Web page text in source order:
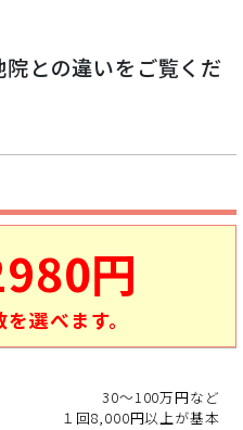
との違いをご覧くだ
円
選べます。
30～100万円など
１回8,000円以上が基本